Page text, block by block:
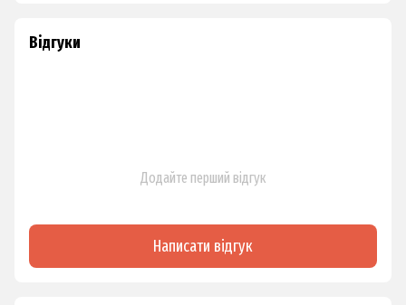
Відгуки
Додайте перший відгук
Написати відгук